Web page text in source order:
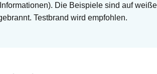
Die Beispiele sind auf
Testbrand wird empfohlen.